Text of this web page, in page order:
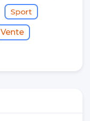
Sport
Vente